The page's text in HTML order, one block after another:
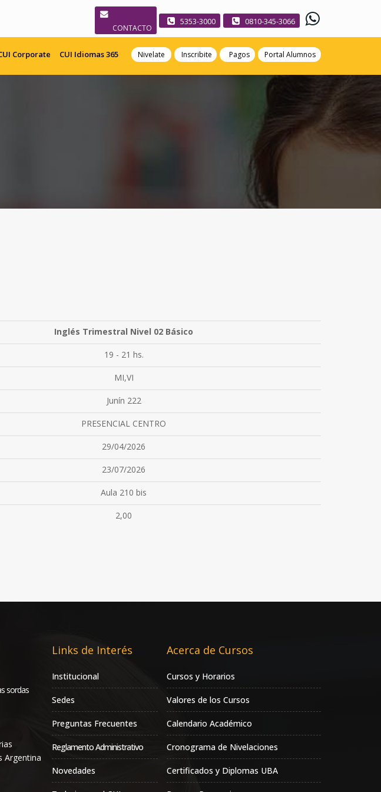
CONTACTO
5353-3000 0810-345-3066
Nivelate Inscribite Pagos Portal Alumnos
Corporate CUI Idiomas 365
Inglés Trimestral Nivel 02 Básico
19 - 21 hs.
MI,VI
Junín 222
PRESENCIAL CENTRO
29/04/2026
23/07/2026
Aula 210 bis
2,00
sordas
Argentina
Links de Interés
Institucional
Sedes
Preguntas Frecuentes
Reglamento Administrativo
Novedades
Acerca de Cursos
Cursos y Horarios
Valores de los Cursos
Calendario Académico
Cronograma de Nivelaciones
Certificados y Diplomas UBA